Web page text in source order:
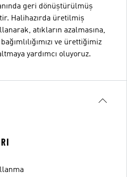
geri dönüştürülmüş
Halihazırda üretilmiş
atıkların azalmasına,
ve ürettiğimiz
yardımcı oluyoruz.